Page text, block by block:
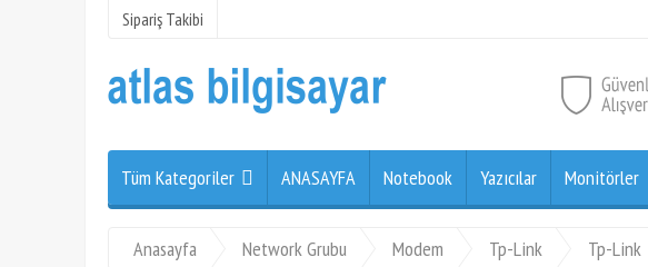
Sipariş Takibi
Tüm Kategoriler ANASAYFA Notebook Yazıcılar Monitörler
Anasayfa Network Grubu Modem Tp-Link Tp-Link